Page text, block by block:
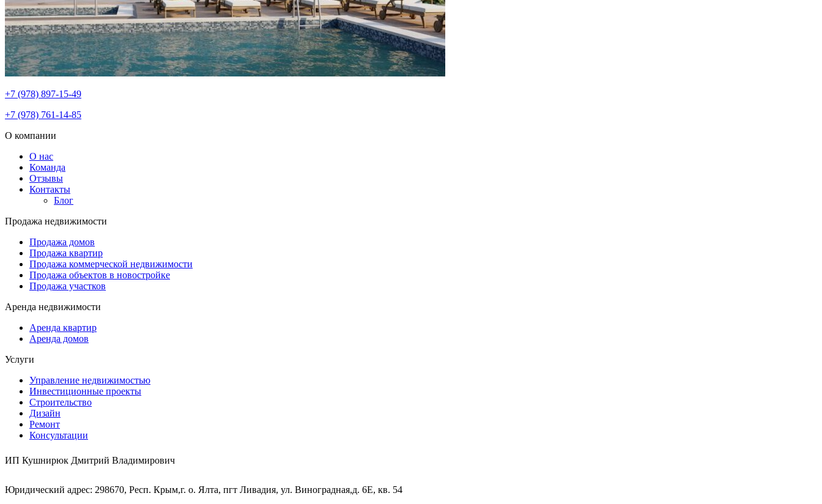
+7 (978) 897-15-49
+7 (978) 761-14-85
О компании
О нас
Команда
Отзывы
Контакты
Блог
Продажа недвижимости
Продажа домов
Продажа квартир
Продажа коммерческой недвижимости
Продажа объектов в новостройке
Продажа участков
Аренда недвижимости
Аренда квартир
Аренда домов
Услуги
Управление недвижимостью
Инвестиционные проекты
Строительство
Дизайн
Ремонт
Консультации
ИП Кушнирюк Дмитрий Владимирович
Юридический адрес: 298670, Респ. Крым,г. о. Ялта, пгт Ливадия, ул. Виноградная,д. 6Е, кв. 54